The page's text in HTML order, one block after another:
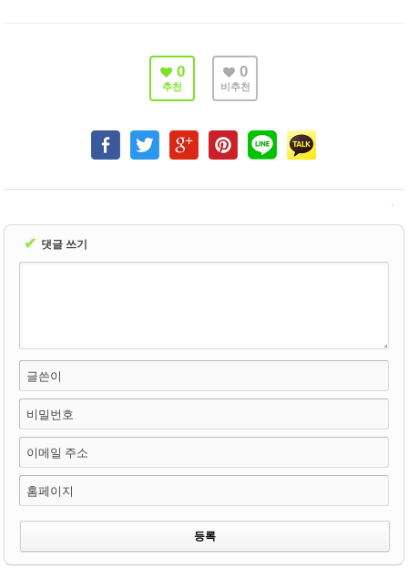
0
추천
0
비추천
✔ 댓글 쓰기
글쓴이
비밀번호
이메일 주소
홈페이지
견적문의
협력업체신청